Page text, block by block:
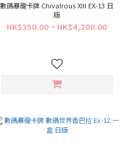
數碼暴龍卡牌 Chivalrous XIII EX-13 日
版
HK$350.00 ~ HK$4,200.00